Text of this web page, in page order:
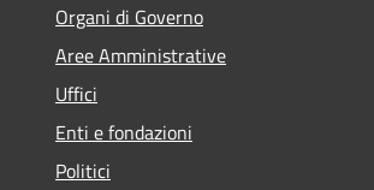
Organi di Governo
Aree Amministrative
Uffici
Enti e fondazioni
Politici